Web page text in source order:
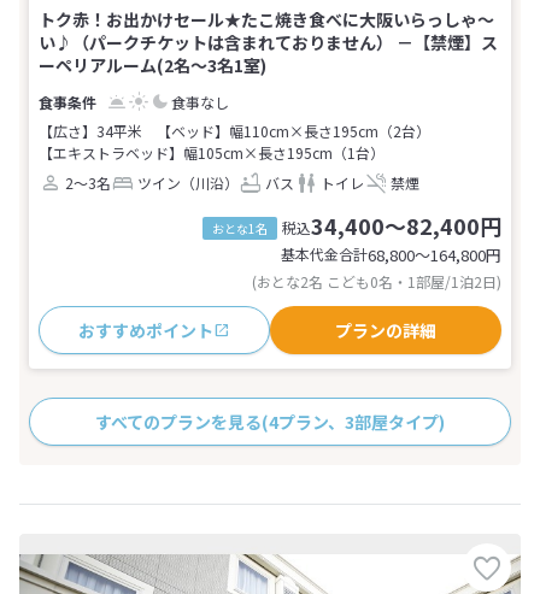
トク赤！お出かけセール★たこ焼き食べに大阪いらっしゃ～
い♪（パークチケットは含まれておりません） －【禁煙】ス
ーペリアルーム(2名～3名1室)
食事なし
【広さ】34平米
【ベッド】幅110cm×長さ195cm（2台）
【エキストラベッド】幅105cm×長さ195cm（1台）
2～3名
ツイン（川沿） バス トイレ 禁煙
おとな1名 税込34,400～82,400円
基本代金合計68,800〜164,800円
(おとな2名 こども0名・1部屋/1泊2日)
おすすめポイント プランの詳細
すべてのプランを見る(4プラン、3部屋タイプ)